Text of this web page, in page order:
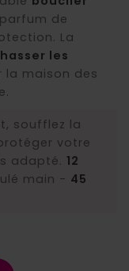
de
La
les
la maison des
soufflez la
votre
adapté. 12
main - 45